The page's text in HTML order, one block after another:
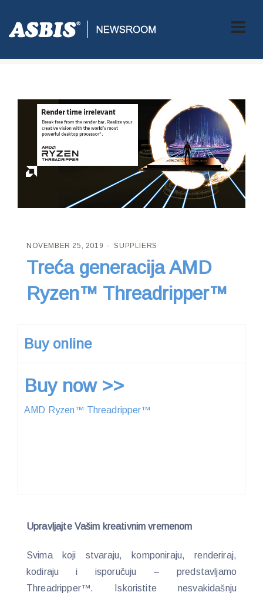
ASBIS CROATIA SUPPLIERS> TREĆA GENERACIJA AMD
RYZEN™ THREADRIPPER™
NOVEMBER 25, 2019 SUPPLIERS
Treća generacija AMD
Ryzen™ Threadripper™
Buy online
Buy now >>
AMD Ryzen™ Threadripper™
Upravljajte Vašim kreativnim vremenom
Svima koji stvaraju, komponiraju, renderiraj,
kodiraju i isporučuju – predstavljamo
Threadripper™. Iskoristite nesvakidašnju